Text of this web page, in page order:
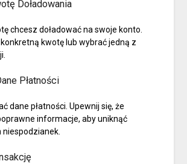
Doładowania
chcesz doładować na swoje konto.
kwotę lub wybrać jedną z
Płatności
dane płatności. Upewnij się, że
informacje, aby uniknąć